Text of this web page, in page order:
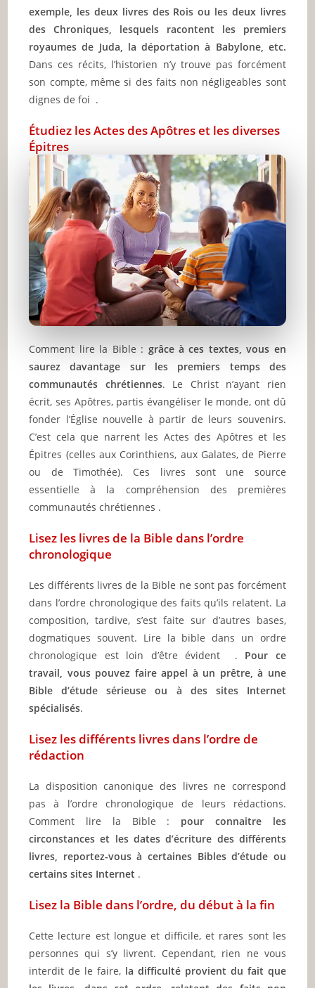
exemple, les deux livres des Rois ou les deux livres
des Chroniques, lesquels racontent les premiers
royaumes de Juda, la déportation à Babylone, etc.
Dans ces récits, l’historien n’y trouve pas forcément
son compte, même si des faits non négligeables sont
dignes de foi .
Étudiez les Actes des Apôtres et les diverses
Épitres
Comment lire la Bible : grâce à ces textes, vous en
saurez davantage sur les premiers temps des
communautés chrétiennes. Le Christ n’ayant rien
écrit, ses Apôtres, partis évangéliser le monde, ont dû
fonder l’Église nouvelle à partir de leurs souvenirs.
C’est cela que narrent les Actes des Apôtres et les
Épitres (celles aux Corinthiens, aux Galates, de Pierre
ou de Timothée). Ces livres sont une source
essentielle à la compréhension des premières
communautés chrétiennes .
Lisez les livres de la Bible dans l’ordre
chronologique
Les différents livres de la Bible ne sont pas forcément
dans l’ordre chronologique des faits qu’ils relatent. La
composition, tardive, s’est faite sur d’autres bases,
dogmatiques souvent. Lire la bible dans un ordre
chronologique est loin d’être évident . Pour ce
travail, vous pouvez faire appel à un prêtre, à une
Bible d’étude sérieuse ou à des sites Internet
spécialisés.
Lisez les différents livres dans l’ordre de
rédaction
La disposition canonique des livres ne correspond
pas à l’ordre chronologique de leurs rédactions.
Comment lire la Bible : pour connaitre les
circonstances et les dates d’écriture des différents
livres, reportez-vous à certaines Bibles d’étude ou
certains sites Internet .
Lisez la Bible dans l’ordre, du début à la fin
Cette lecture est longue et difficile, et rares sont les
personnes qui s’y livrent. Cependant, rien ne vous
interdit de le faire, la difficulté provient du fait que